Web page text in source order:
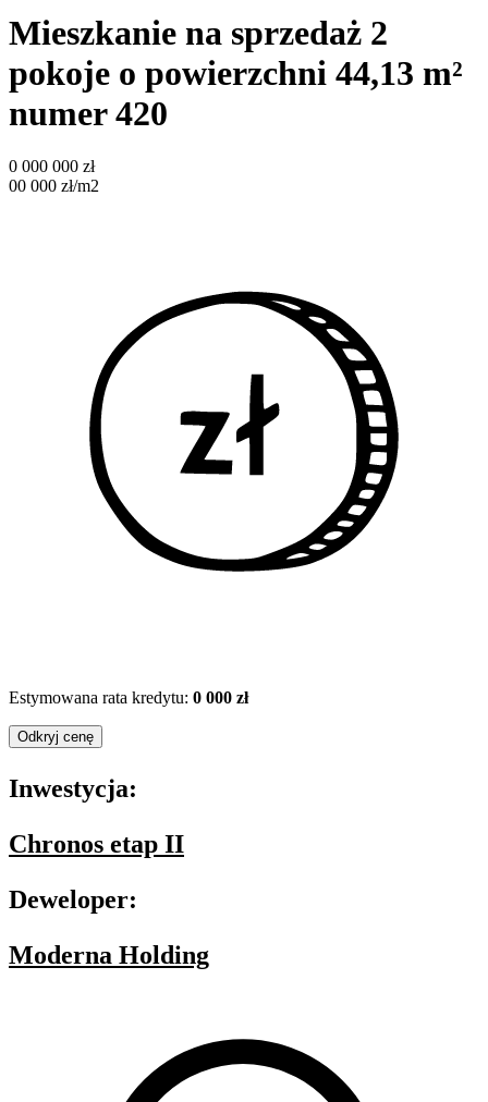
Mieszkanie na sprzedaż 2
pokoje o powierzchni 44,13 m²
numer 420
0 000 000 zł
00 000 zł/m2
Estymowana rata kredytu: 0 000 zł
Odkryj cenę
Inwestycja:
Chronos etap II
Deweloper:
Moderna Holding